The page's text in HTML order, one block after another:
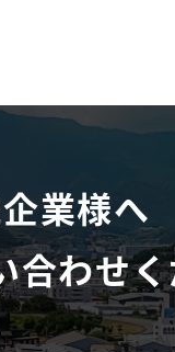
業様へ
合わせ